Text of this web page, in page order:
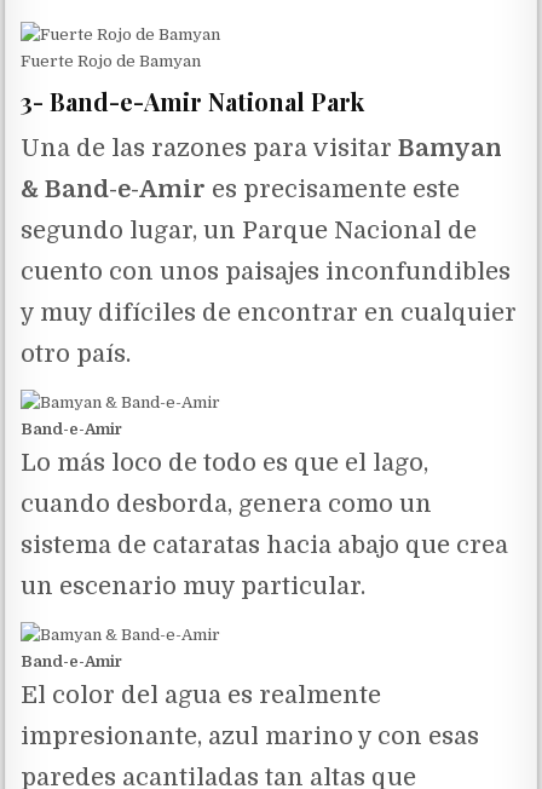
Fuerte Rojo de Bamyan
3- Band-e-Amir National Park
Una de las razones para visitarBamyan
& Band-e-Amir es precisamente este
segundo lugar, un Parque Nacional de
cuento con unos paisajes inconfundibles
y muy difíciles de encontrar en cualquier
otro país.
Band-e-Amir
Lo más loco de todo es que el lago,
cuando desborda, genera como un
sistema de cataratas hacia abajo que crea
un escenario muy particular.
Band-e-Amir
El color del agua es realmente
impresionante, azul marino y con esas
paredes acantiladas tan altas que